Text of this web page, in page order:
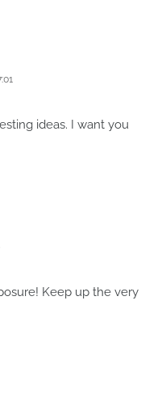
ideas. I want you
Keep up the very